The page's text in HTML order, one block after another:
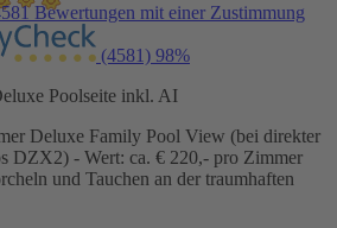
Bewertungen mit einer Zustimmung
(4581) 98%
Poolseite inkl. AI
Deluxe Family Pool View (bei direkter
DZX2) - Wert: ca. € 220,- pro Zimmer
und Tauchen an der traumhaften